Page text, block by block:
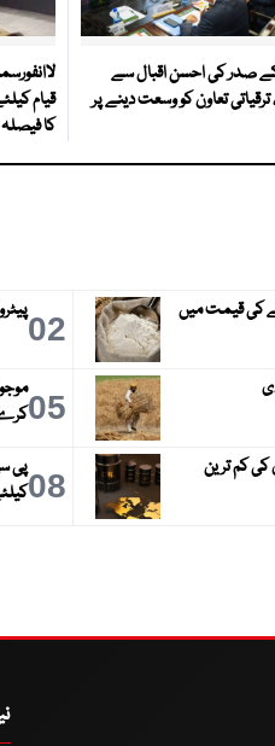
صدر کی احسن اقبال سے
تعاون کو وسعت دینے پر
قیام
کا فیصلہ
کی قیمت میں
02
05کرے
کم ترین
08پی